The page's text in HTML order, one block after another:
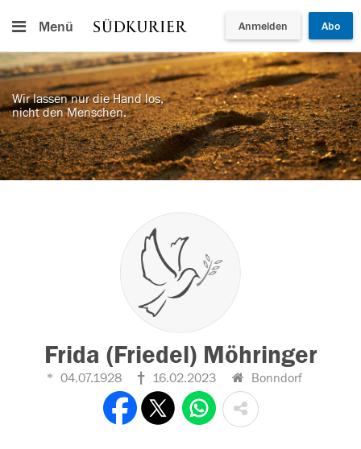
Menü Anmelden Abo
Wir lassen nur die Hand los,
nicht den Menschen.
Frida (Friedel) Möhringer
04.07.1928 16.02.2023 Bonndorf